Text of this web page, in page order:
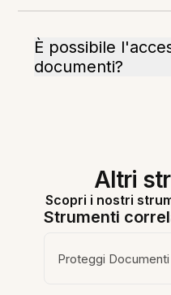
È possibile
documenti?
Altri
Scopri i nostri
Strumenti
Proteggi Documenti